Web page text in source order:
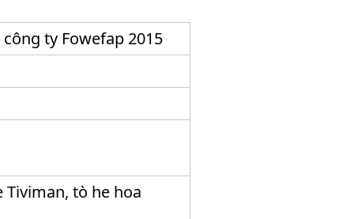
ty Fowefap 2015
Tiviman, tò he hoa